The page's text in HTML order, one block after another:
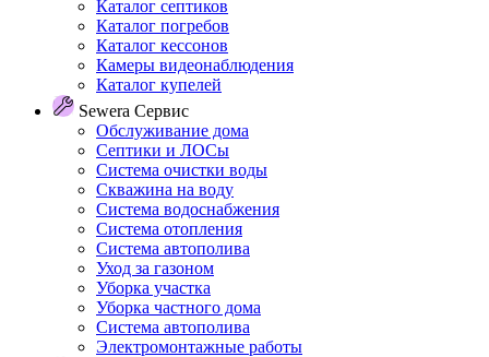
Каталог септиков
Каталог погребов
Каталог кессонов
Камеры видеонаблюдения
Каталог купелей
Sewera Сервис
Обслуживание дома
Септики и ЛОСы
Система очистки воды
Скважина на воду
Система водоснабжения
Система отопления
Система автополива
Уход за газоном
Уборка участка
Уборка частного дома
Система автополива
Электромонтажные работы